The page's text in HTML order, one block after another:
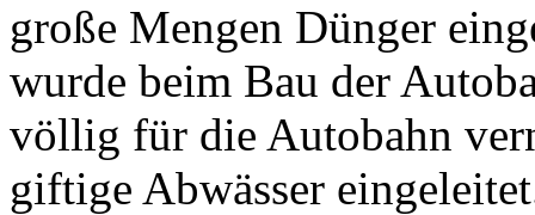
große Mengen Dünger
wurde beim Bau der
völlig für die Autobahn
giftige Abwässer